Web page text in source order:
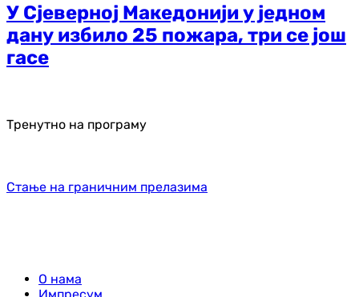
У Сјеверној Македонији у једном
дану избило 25 пожара, три се још
гасе
Тренутно на програму
Стање на граничним прелазима
О нама